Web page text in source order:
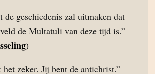
de geschiedenis zal uitmaken dat
de Multatuli van deze tijd is.”
)
het zeker. Jij bent de antichrist.”